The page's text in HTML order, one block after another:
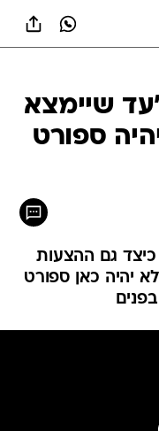
שיימצא
ספורט
כיצד גם ההצעות
יהיה כאן ספורט